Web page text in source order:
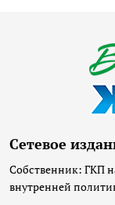
Сетевое
Собственник: ГКП
внутренней